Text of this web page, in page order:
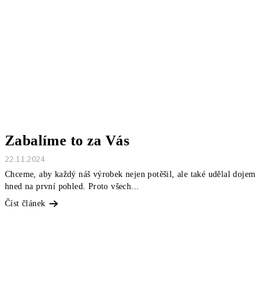
Zabalíme to za Vás
22.11.2024
Chceme, aby každý náš výrobek nejen potěšil, ale také udělal dojem
hned na první pohled. Proto všech...
Číst článek